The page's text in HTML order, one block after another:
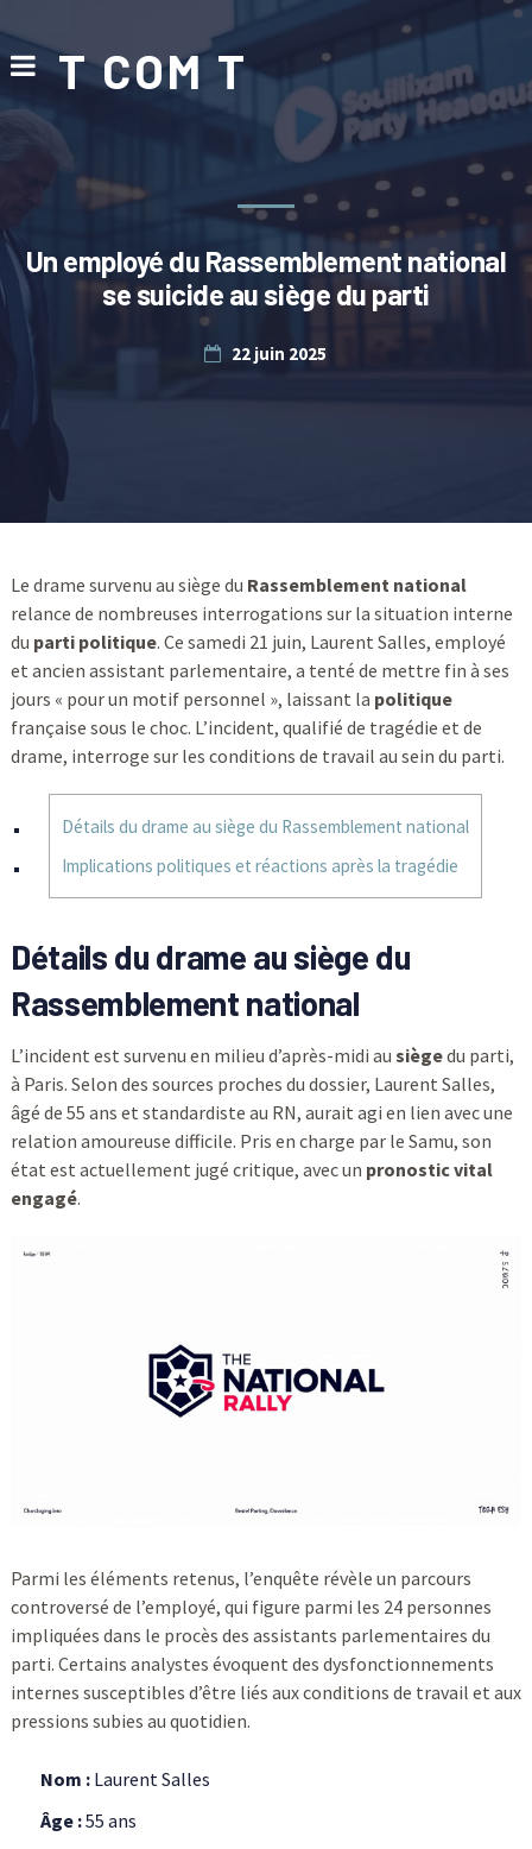
T COM T
Un employé du Rassemblement national
se suicide au siège du parti
22 juin 2025
Le drame survenu au siège du Rassemblement national
relance de nombreuses interrogations sur la situation interne
du parti politique. Ce samedi 21 juin, Laurent Salles, employé
et ancien assistant parlementaire, a tenté de mettre fin à ses
jours « pour un motif personnel », laissant la politique
française sous le choc. L’incident, qualifié de tragédie et de
drame, interroge sur les conditions de travail au sein du parti.
Détails du drame au siège du Rassemblement national
Implications politiques et réactions après la tragédie
Détails du drame au siège du
Rassemblement national
L’incident est survenu en milieu d’après-midi au siègedu parti,
à Paris. Selon des sources proches du dossier, Laurent Salles,
âgé de 55 ans et standardiste au RN, aurait agi en lien avec une
relation amoureuse difficile. Pris en charge par le Samu, son
état est actuellement jugé critique, avec un pronostic vital
engagé.
Parmi les éléments retenus, l’enquête révèle un parcours
controversé de l’employé, qui figure parmi les 24 personnes
impliquées dans le procès des assistants parlementaires du
parti. Certains analystes évoquent des dysfonctionnements
internes susceptibles d’être liés aux conditions de travail et aux
pressions subies au quotidien.
Nom :Laurent Salles
Âge :55 ans